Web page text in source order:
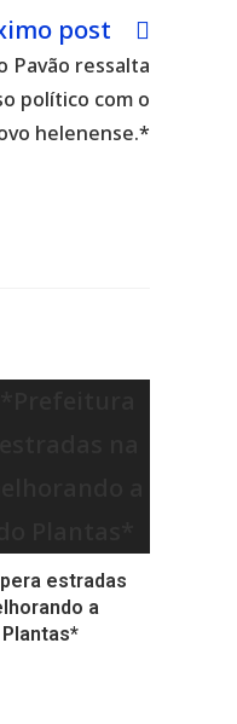
post
Pavão ressalta
político com o
helenense.*
estradas
a